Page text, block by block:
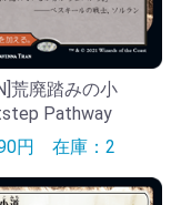
荒廃踏みの小
Pathway
円 在庫：2